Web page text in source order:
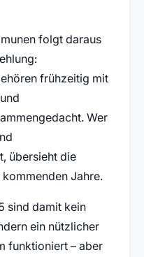
folgt daraus
frühzeitig mit
Wer
übersieht die
Jahre.
sind damit kein
ein nützlicher
funktioniert – aber